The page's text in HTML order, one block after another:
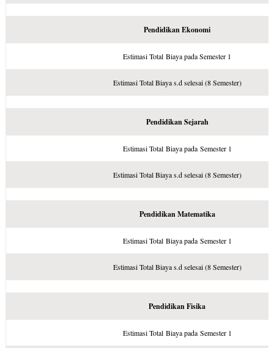
Pendidikan Ekonomi
Estimasi Total Biaya pada Semester 1
Estimasi Total Biaya s.d selesai (8 Semester)
Pendidikan Sejarah
Estimasi Total Biaya pada Semester 1
Estimasi Total Biaya s.d selesai (8 Semester)
Pendidikan Matematika
Estimasi Total Biaya pada Semester 1
Estimasi Total Biaya s.d selesai (8 Semester)
Pendidikan Fisika
Estimasi Total Biaya pada Semester 1